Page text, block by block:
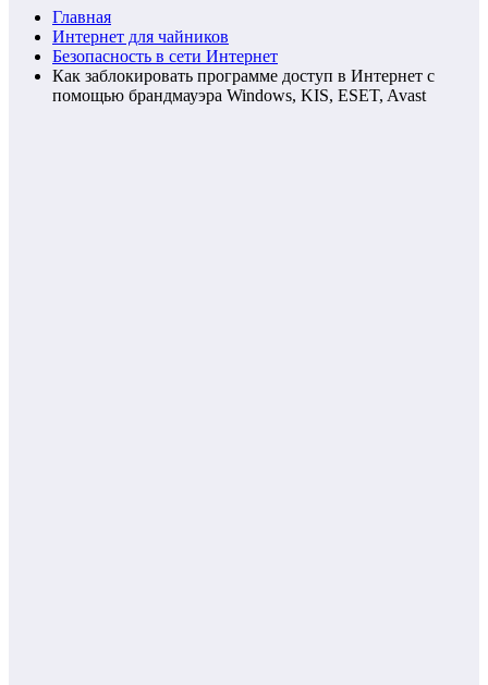
Главная
Интернет для чайников
Безопасность в сети Интернет
Как заблокировать программе доступ в Интернет с
помощью брандмауэра Windows, KIS, ESET, Avast